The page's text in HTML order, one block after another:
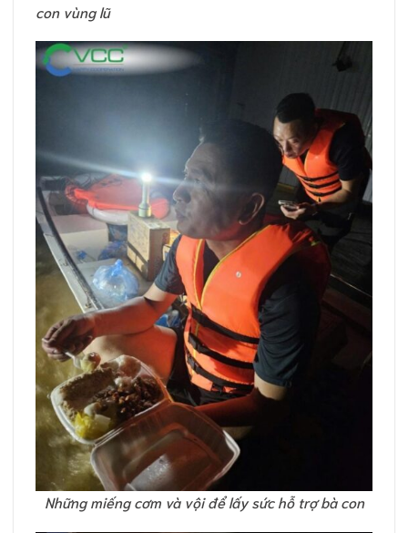
con vùng lũ
Những miếng cơm và vội để lấy sức hỗ trợ bà con